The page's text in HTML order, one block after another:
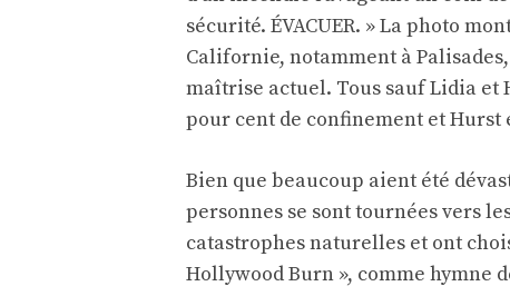
sécurité. ÉVACUER. » La photo
Californie, notamment à
maîtrise actuel. Tous sauf Lidia et
pour cent de confinement et Hurst
Bien que beaucoup aient été
personnes se sont tournées vers
catastrophes naturelles et ont
Hollywood Burn », comme hymne